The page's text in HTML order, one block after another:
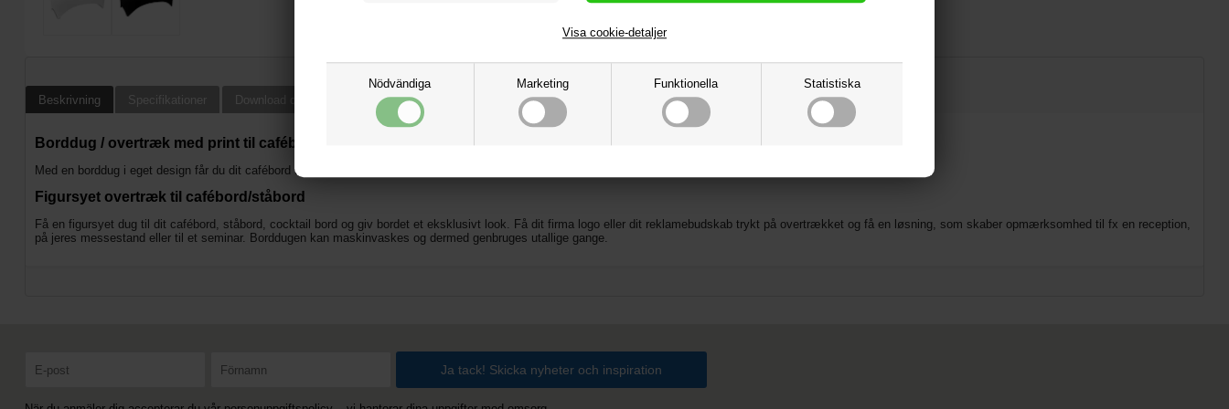
Nödvändiga Marketing Funktionella Statistiska
Visa cookie-detaljer
Beskrivning Specifikationer Download design instruktioner och mall
Borddug / overtræk med print til cafébord / ståbord / klapbord
Med en borddug i eget design får du dit cafébord til at fremstå professionelt og samtidigt skabe mest mulig branding på din messe eller til dit event.
Figursyet overtræk til cafébord/ståbord
Få en figursyet dug til dit cafébord, ståbord, cocktail bord og giv bordet et eksklusivt look. Få dit firma logo eller dit reklamebudskab trykt på overtrækket og få en løsning, som skaber opmærksomhed til fx en reception,
på jeres messestand eller til et seminar. Borddugen kan maskinvaskes og dermed genbruges utallige gange.